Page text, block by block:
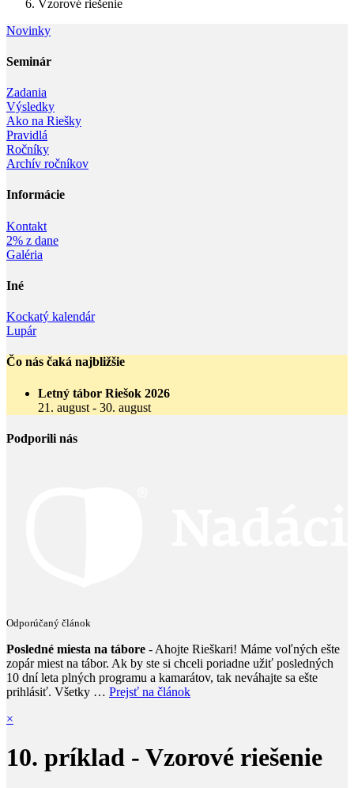
Vzorové riešenie
Novinky
Seminár‎
Zadania
Výsledky
Ako na Riešky
Pravidlá
Ročníky
Archív ročníkov
Informácie‎
Kontakt
2% z dane
Galéria
Iné
Kockatý kalendár
Lupár
Čo nás čaká najbližšie
Letný tábor Riešok 2026
21. august - 30. august
Podporili nás
Odporúčaný článok
Posledné miesta na tábore - Ahojte Rieškari! Máme voľných ešte
zopár miest na tábor. Ak by ste si chceli poriadne užiť posledných
10 dní leta plných programu a kamarátov, tak neváhajte sa ešte
prihlásiť. Všetky … Prejsť na článok
×
10. príklad - Vzorové riešenie